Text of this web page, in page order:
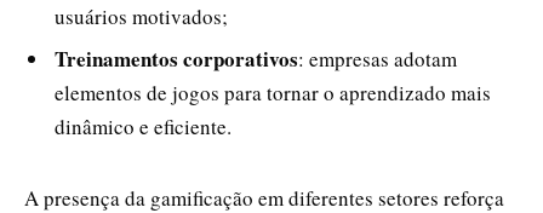
usuários motivados;
Treinamentos corporativos: empresas adotam
elementos de jogos para tornar o aprendizado mais
dinâmico e eficiente.
A presença da gamificação em diferentes setores reforça